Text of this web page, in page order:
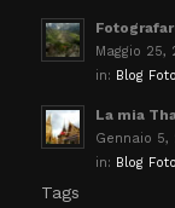
Maggio 25,
in: Blog
La mia
Gennaio
in: Blog
Tags